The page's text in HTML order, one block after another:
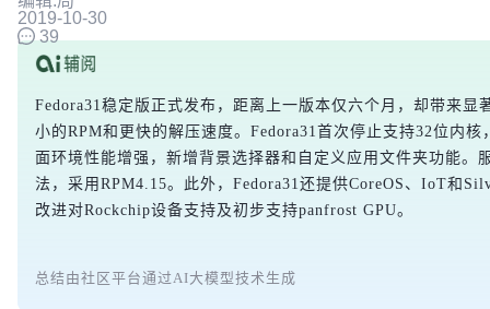
2019-10-30
39
Fedora31稳定版正式发布，距离上一版本仅六个月，却带来
小的RPM和更快的解压速度。Fedora31首次停止支持32位内
面环境性能增强，新增背景选择器和自定义应用文件夹功能。
法，采用RPM4.15。此外，Fedora31还提供CoreOS、IoT和
改进对Rockchip设备支持及初步支持panfrost GPU。
总结由社区平台通过AI大模型技术生成